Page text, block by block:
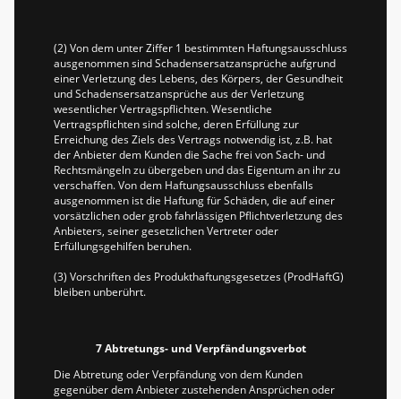
(2) Von dem unter Ziffer 1 bestimmten Haftungsausschluss
ausgenommen sind Schadensersatzansprüche aufgrund
einer Verletzung des Lebens, des Körpers, der Gesundheit
und Schadensersatzansprüche aus der Verletzung
wesentlicher Vertragspflichten. Wesentliche
Vertragspflichten sind solche, deren Erfüllung zur
Erreichung des Ziels des Vertrags notwendig ist, z.B. hat
der Anbieter dem Kunden die Sache frei von Sach- und
Rechtsmängeln zu übergeben und das Eigentum an ihr zu
verschaffen. Von dem Haftungsausschluss ebenfalls
ausgenommen ist die Haftung für Schäden, die auf einer
vorsätzlichen oder grob fahrlässigen Pflichtverletzung des
Anbieters, seiner gesetzlichen Vertreter oder
Erfüllungsgehilfen beruhen.
(3) Vorschriften des Produkthaftungsgesetzes (ProdHaftG)
bleiben unberührt.
7 Abtretungs- und Verpfändungsverbot
Die Abtretung oder Verpfändung von dem Kunden
gegenüber dem Anbieter zustehenden Ansprüchen oder